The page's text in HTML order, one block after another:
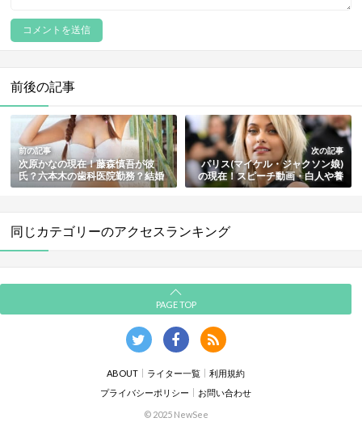
前後の記事
前の記事
次原かなの現在！藤森慎吾が彼
氏？六本木の歯科医院勤務？結婚
の噂の真相もまとめ
次の記事
パリス(マイケル・ジャクソン娘)
の現在！スピーチ動画・白人や養
子の噂・自殺未遂やタトゥー・歴
同じカテゴリーのアクセスランキング
PAGE TOP
ABOUT ライター一覧
利用規約
プライバシーポリシー
お問い合わせ
© 2025 NewSee